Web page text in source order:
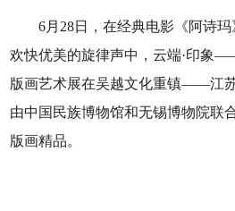
6月28日，在经典电影《阿诗玛
欢快优美的旋律声中，云端·印象
版画艺术展在吴越文化重镇——江
由中国民族博物馆和无锡博物院联
版画精品。